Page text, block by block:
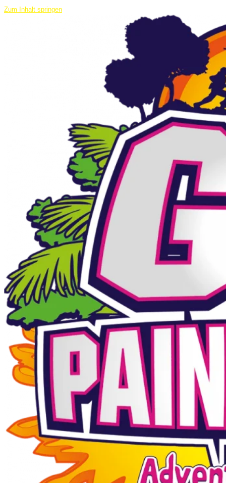
Zum Inhalt springen